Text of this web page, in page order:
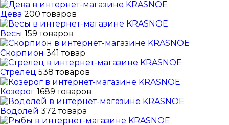
Дева 200 товаров
Весы 159 товаров
Скорпион 341 товар
Стрелец 538 товаров
Козерог 1689 товаров
Водолей 372 товара